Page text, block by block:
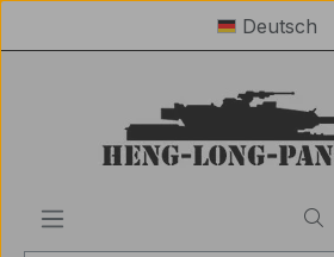
Zum Hauptinhalt springenDeutsch